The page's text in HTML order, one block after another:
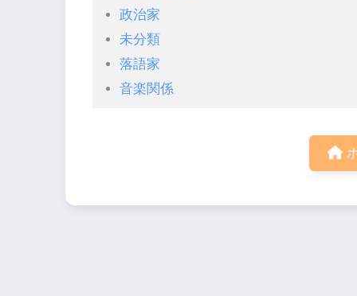
政治家
未分類
落語家
音楽関係